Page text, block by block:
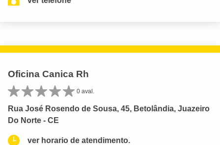
Oficina Canica Rh
0 aval.
Rua José Rosendo de Sousa, 45, Betolândia, Juazeiro
Do Norte - CE
ver horario de atendimento.